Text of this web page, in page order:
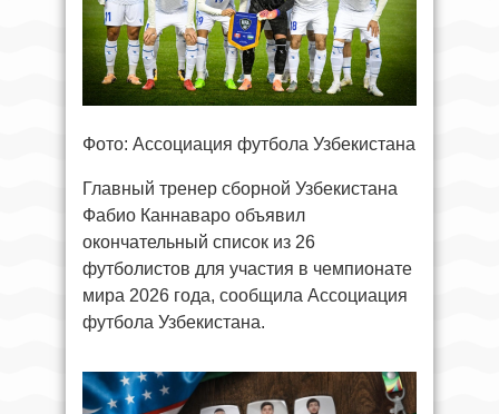
Фото: Ассоциация футбола Узбекистана
Главный тренер сборной Узбекистана
Фабио Каннаваро объявил
окончательный список из 26
футболистов для участия в чемпионате
мира 2026 года, сообщила Ассоциация
футбола Узбекистана.